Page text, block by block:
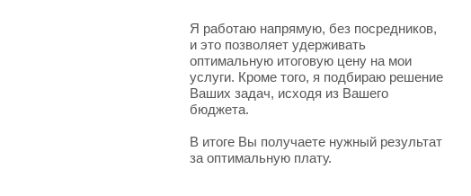
Я работаю напрямую, без посредников,
и это позволяет удерживать
оптимальную итоговую цену на мои
услуги. Кроме того, я подбираю решение
Ваших задач, исходя из Вашего
бюджета.
В итоге Вы получаете нужный результат
за оптимальную плату.